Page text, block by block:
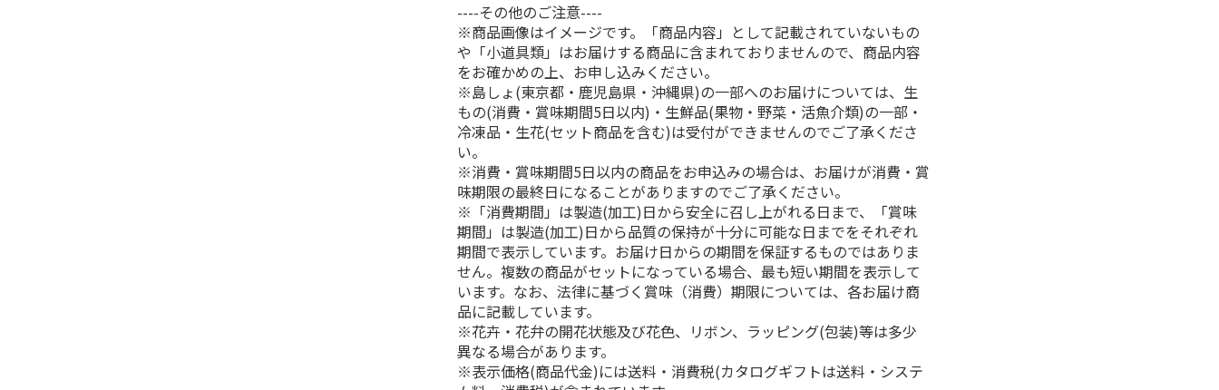
----その他のご注意----
※商品画像はイメージです。「商品内容」として記載されていないもの
や「小道具類」はお届けする商品に含まれておりませんので、商品内容
をお確かめの上、お申し込みください。
※島しょ(東京都・鹿児島県・沖縄県)の一部へのお届けについては、生
もの(消費・賞味期間5日以内)・生鮮品(果物・野菜・活魚介類)の一部・
冷凍品・生花(セット商品を含む)は受付ができませんのでご了承くださ
い。
※消費・賞味期間5日以内の商品をお申込みの場合は、お届けが消費・賞
味期限の最終日になることがありますのでご了承ください。
※「消費期間」は製造(加工)日から安全に召し上がれる日まで、「賞味
期間」は製造(加工)日から品質の保持が十分に可能な日までをそれぞれ
期間で表示しています。お届け日からの期間を保証するものではありま
せん。複数の商品がセットになっている場合、最も短い期間を表示して
います。なお、法律に基づく賞味（消費）期限については、各お届け商
品に記載しています。
※花卉・花弁の開花状態及び花色、リボン、ラッピング(包装)等は多少
異なる場合があります。
※表示価格(商品代金)には送料・消費税(カタログギフトは送料・システ